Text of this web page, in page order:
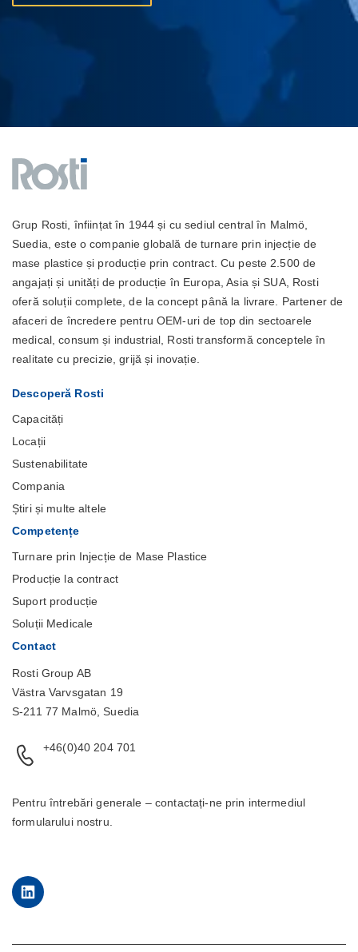
Grup Rosti, înființat în 1944 și cu sediul central în Malmö,
Suedia, este o companie globală de turnare prin injecție de
mase plastice și producție prin contract. Cu peste 2.500 de
angajați și unități de producție în Europa, Asia și SUA, Rosti
oferă soluții complete, de la concept până la livrare. Partener de
afaceri de încredere pentru OEM-uri de top din sectoarele
medical, consum și industrial, Rosti transformă conceptele în
realitate cu precizie, grijă și inovație.
Descoperă Rosti
Capacități
Locații
Sustenabilitate
Compania
Știri și multe altele
Competențe
Turnare prin Injecție de Mase Plastice
Producție la contract
Suport producție
Soluții Medicale
Contact
Rosti Group AB
Västra Varvsgatan 19
S-211 77 Malmö, Suedia
+46(0)40 204 701
Pentru întrebări generale – contactați-ne prin intermediul
formularuluinostru.
LinkedIn